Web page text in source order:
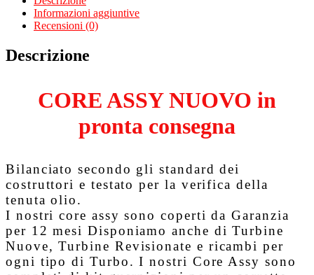
quantitàInformazioni aggiuntive
Recensioni (0)
Descrizione
CORE ASSY NUOVO in
pronta consegna
Bilanciato secondo gli standard dei
costruttori e testato per la verifica della
tenuta olio.
I nostri core assy sono coperti daGaranzia
per 12 mesiDisponiamo anche di Turbine
Nuove, Turbine Revisionate e ricambi per
ogni tipo di Turbo. I nostri Core Assy sono